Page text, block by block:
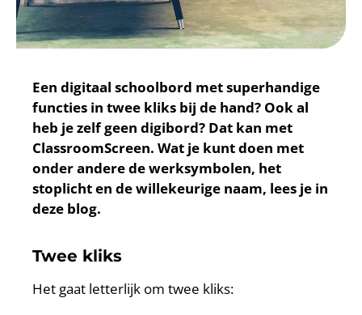
Een digitaal schoolbord met superhandige
functies in twee kliks bij de hand? Ook al
heb je zelf geen digibord? Dat kan met
ClassroomScreen. Wat je kunt doen met
onder andere de werksymbolen, het
stoplicht en de willekeurige naam, lees je in
deze blog.
Twee kliks
Het gaat letterlijk om twee kliks: